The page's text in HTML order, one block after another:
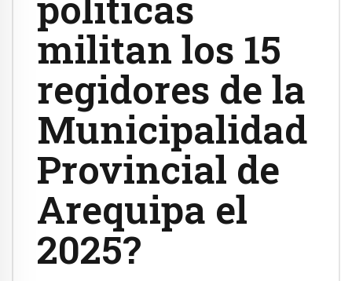
militan los 15
regidores de la
Municipalidad
Provincial de
Arequipa el
2025?